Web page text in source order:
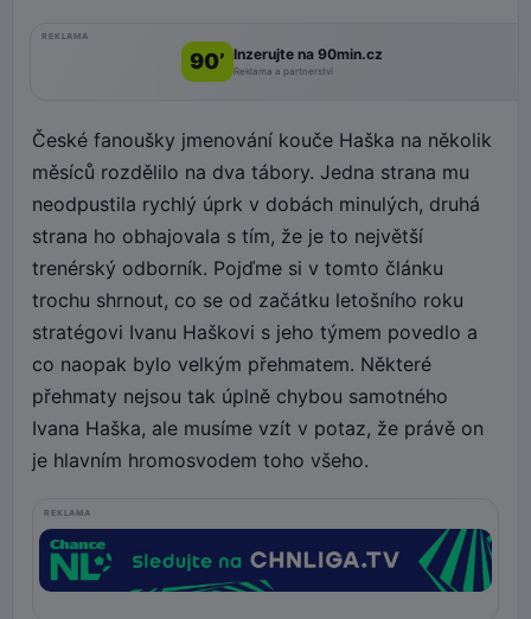
REKLAMA
90’ Inzerujte na 90min.cz
Reklama a partnerství
České fanoušky jmenování kouče Haška na několik
měsíců rozdělilo na dva tábory. Jedna strana mu
neodpustila rychlý úprk v dobách minulých, druhá
strana ho obhajovala s tím, že je to největší
trenérský odborník. Pojďme si v tomto článku
trochu shrnout, co se od začátku letošního roku
stratégovi Ivanu Haškovi s jeho týmem povedlo a
co naopak bylo velkým přehmatem. Některé
přehmaty nejsou tak úplně chybou samotného
Ivana Haška, ale musíme vzít v potaz, že právě on
je hlavním hromosvodem toho všeho.
REKLAMA